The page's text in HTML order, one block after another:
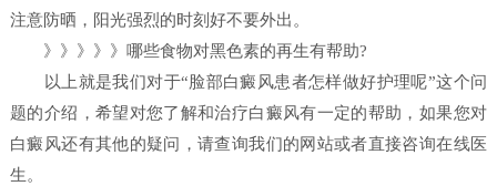
注意防晒，阳光强烈的时刻好不要外出。
》》》》》哪些食物对黑色素的再生有帮助?
以上就是我们对于“脸部白癜风患者怎样做好护理呢”这个问
题的介绍，希望对您了解和治疗白癜风有一定的帮助，如果您对
白癜风还有其他的疑问，请查询我们的网站或者直接咨询在线医
生。